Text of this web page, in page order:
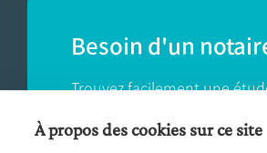
Besoin d'un
Trouvez facilement une
près de chez vous.
À propos des cookies sur ce site